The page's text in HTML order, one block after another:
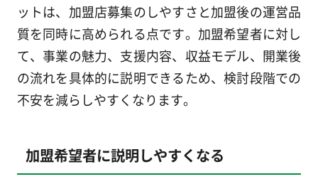
ットは、加盟店募集のしやすさと加盟後の運営品
質を同時に高められる点です。加盟希望者に対し
て、事業の魅力、支援内容、収益モデル、開業後
の流れを具体的に説明できるため、検討段階での
不安を減らしやすくなります。
加盟希望者に説明しやすくなる